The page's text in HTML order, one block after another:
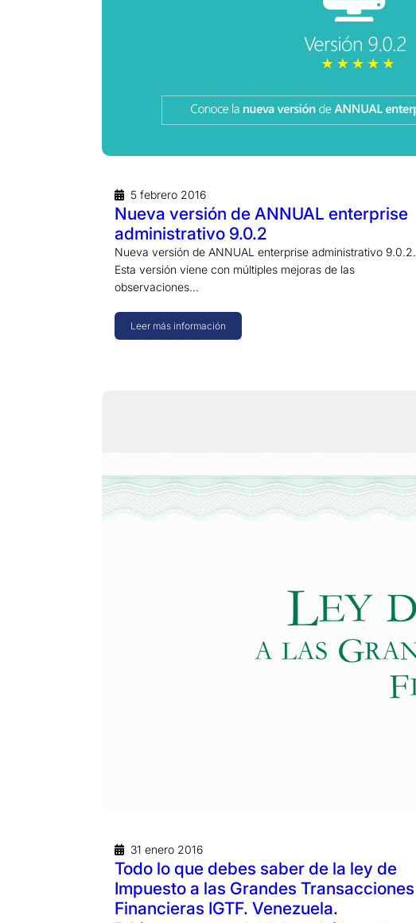
5 febrero 2016
Nueva versión de ANNUAL enterprise
administrativo 9.0.2
Nueva versión de ANNUAL enterprise administrativo 9.0.2.
Esta versión viene con múltiples mejoras de las
observaciones…
Leer más información
31 enero 2016
Todo lo que debes saber de la ley de
Impuesto a las Grandes Transacciones
Financieras IGTF. Venezuela.